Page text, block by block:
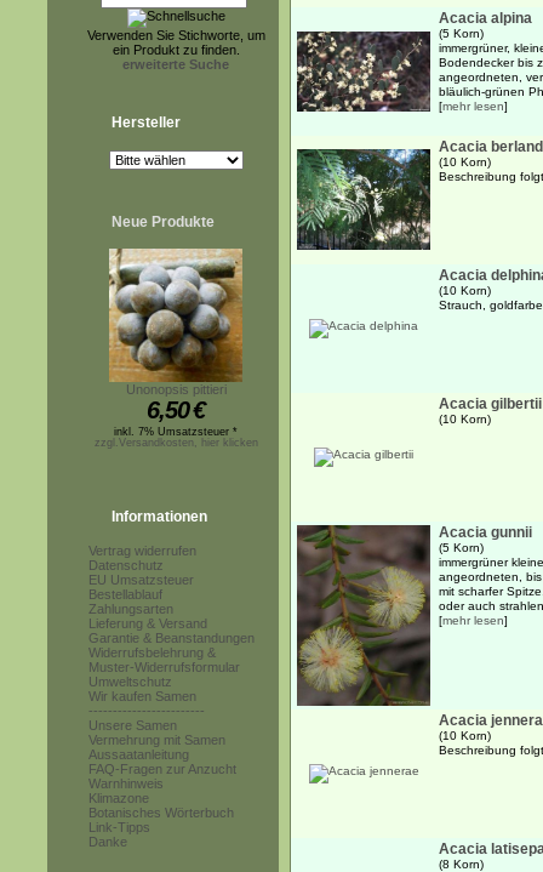
Verwenden Sie Stichworte, um
ein Produkt zu finden.
erweiterte Suche
Hersteller
Neue Produkte
Unonopsis pittieri
6,50€
inkl. 7% Umsatzsteuer *
zzgl.Versandkosten, hier klicken
Informationen
Vertrag widerrufen
Datenschutz
EU Umsatzsteuer
Bestellablauf
Zahlungsarten
Lieferung & Versand
Garantie & Beanstandungen
Widerrufsbelehrung &
Muster-Widerrufsformular
Umweltschutz
Wir kaufen Samen
------------------------
Unsere Samen
Vermehrung mit Samen
Aussaatanleitung
FAQ-Fragen zur Anzucht
Warnhinweis
Klimazone
Botanisches Wörterbuch
Link-Tipps
Danke
Acacia alpina
(5 Korn)
immergrüner,
Bodendecker bis
angeordneten,
bläulich-grünen
[mehr lesen]
Acacia
(10 Korn)
Beschreibung
Acacia
(10 Korn)
Strauch,
Acacia gilbertii
(10 Korn)
Acacia gunnii
(5 Korn)
immergrüner
angeordneten,
mit scharfer
oder auch
[mehr lesen]
Acacia
(10 Korn)
Beschreibung
Acacia
(8 Korn)